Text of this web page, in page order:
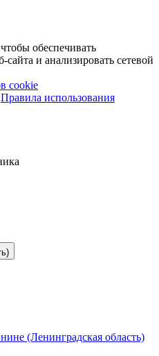
обеспечивать
и анализировать сетевой
cookie
Правила использования
(Ленинградская область)